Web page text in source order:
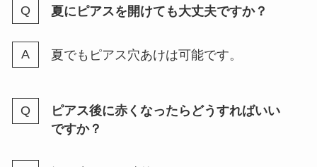
夏にピアスを開けても大丈夫ですか？
夏でもピアス穴あけは可能です。
ピアス後に赤くなったらどうすればいい
ですか？